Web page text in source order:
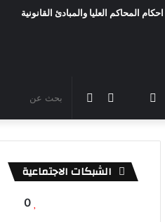
احكام المحاكم العليا والمبادئ القانونية
الوضع
المظلم
مقال
عشوائي
سناب
شات
تيلقرام
الشبكات الاجتماعية
0